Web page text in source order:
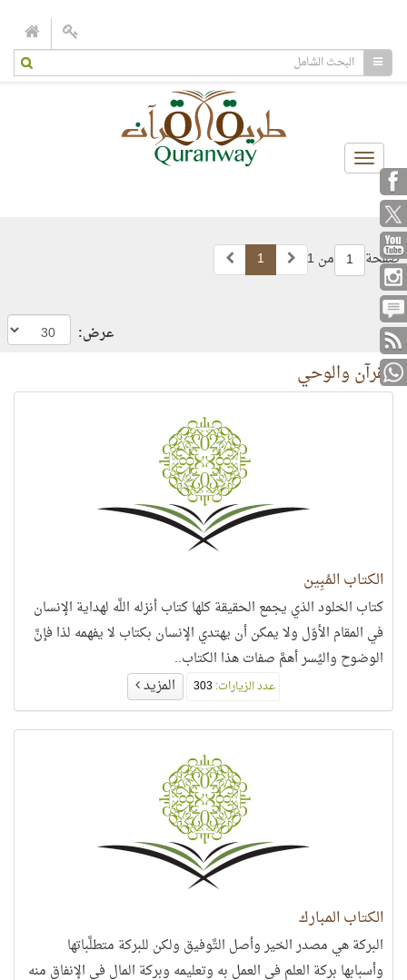
Toggle
navigation
صفحة 1 من 1 1
عرض:
القرآن والوحي
الكتاب المُبِين
كتاب الخلود الذي يجمع الحقيقة كلها كتاب أنزله اللَّه لهداية الإنسان
في المقام الأوّل ولا يمكن أن يهتدي الإنسان بكتاب لا يفهمه لذا فإنَّ
الوضوح واليُسر أهمَّ صفات هذا الكتاب..
عدد الزيارات: المزيد
الكتاب المبارك
البركة هي مصدر الخير وأصل التَّوفيق ولكن للبركة متطلَّباتها
وأسبابها بركة العلم في العمل به وتعليمه وبركة المال في الإنفاق منه